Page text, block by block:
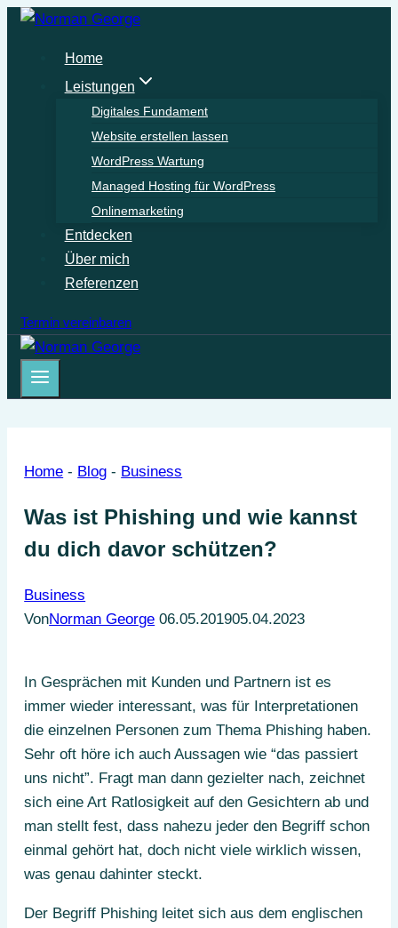
Zum
Home
Leistungen
Digitales Fundament
Website erstellen lassen
WordPress Wartung
Managed Hosting für WordPress
Onlinemarketing
Entdecken
Über mich
Referenzen
Termin vereinbaren
Home - Blog - Business
Was ist Phishing und wie kannst
du dich davor schützen?
Business
VonNorman George 06.05.201905.04.2023
In Gesprächen mit Kunden und Partnern ist es
immer wieder interessant, was für Interpretationen
die einzelnen Personen zum Thema Phishing haben.
Sehr oft höre ich auch Aussagen wie “das passiert
uns nicht”. Fragt man dann gezielter nach, zeichnet
sich eine Art Ratlosigkeit auf den Gesichtern ab und
man stellt fest, dass nahezu jeder den Begriff schon
einmal gehört hat, doch nicht viele wirklich wissen,
was genau dahinter steckt.
Der Begriff Phishing leitet sich aus dem englischen